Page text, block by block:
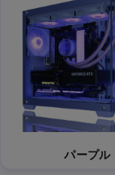
パープル